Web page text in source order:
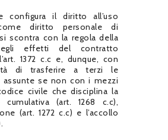
configura il diritto all’uso
diritto personale di
scontra con la regola della
effetti del contratto
1372 c.c e, dunque, con
di trasferire a terzi le
assunte se non con i mezzi
civile che disciplina la
cumulativa (art. 1268 c.c),
(art. 1272 c.c) e l’accollo